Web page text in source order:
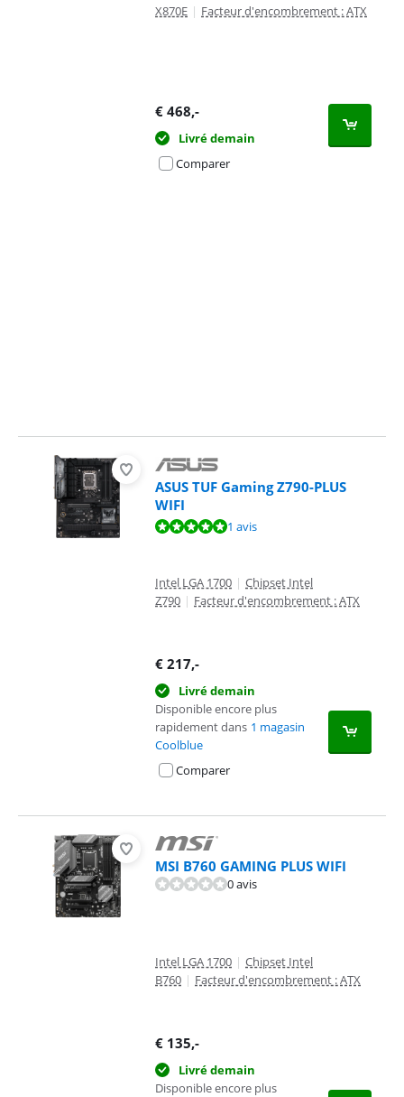
X870E | Facteur d'encombrement : ATX
€ 468,-
Livré demain
Comparer
ASUS TUF Gaming Z790-PLUS
WIFI
La note est de 10 sur 10, basée sur 1 avis.1 avis
Intel LGA 1700 | Chipset Intel
Z790 | Facteur d'encombrement : ATX
€ 217,-
Livré demain
Disponible encore plus
rapidement dans 1 magasin
Coolblue
Comparer
MSI B760 GAMING PLUS WIFI
0 avis
Intel LGA 1700 | Chipset Intel
B760 | Facteur d'encombrement : ATX
€ 135,-
Livré demain
Disponible encore plus